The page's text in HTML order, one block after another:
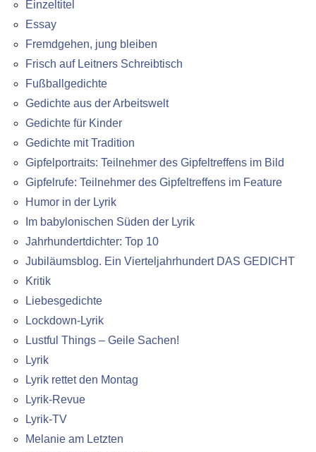
Einzeltitel
Essay
Fremdgehen, jung bleiben
Frisch auf Leitners Schreibtisch
Fußballgedichte
Gedichte aus der Arbeitswelt
Gedichte für Kinder
Gedichte mit Tradition
Gipfelportraits: Teilnehmer des Gipfeltreffens im Bild
Gipfelrufe: Teilnehmer des Gipfeltreffens im Feature
Humor in der Lyrik
Im babylonischen Süden der Lyrik
Jahrhundertdichter: Top 10
Jubiläumsblog. Ein Vierteljahrhundert DAS GEDICHT
Kritik
Liebesgedichte
Lockdown-Lyrik
Lustful Things – Geile Sachen!
Lyrik
Lyrik rettet den Montag
Lyrik-Revue
Lyrik-TV
Melanie am Letzten